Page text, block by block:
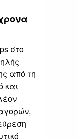
στο
από τη
και